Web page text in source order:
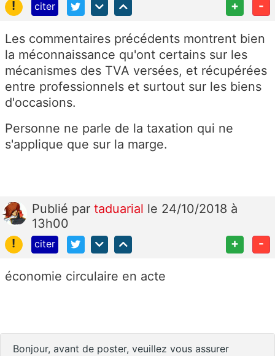
!
citer + -
Les commentaires précédents montrent bien
la méconnaissance qu'ont certains sur les
mécanismes des TVA versées, et récupérées
entre professionnels et surtout sur les biens
d'occasions.
Personne ne parle de la taxation qui ne
s'applique que sur la marge.
Publié par taduarial le 24/10/2018 à
13h00
!
citer + -
économie circulaire en acte
Bonjour, avant de poster, veuillez vous assurer